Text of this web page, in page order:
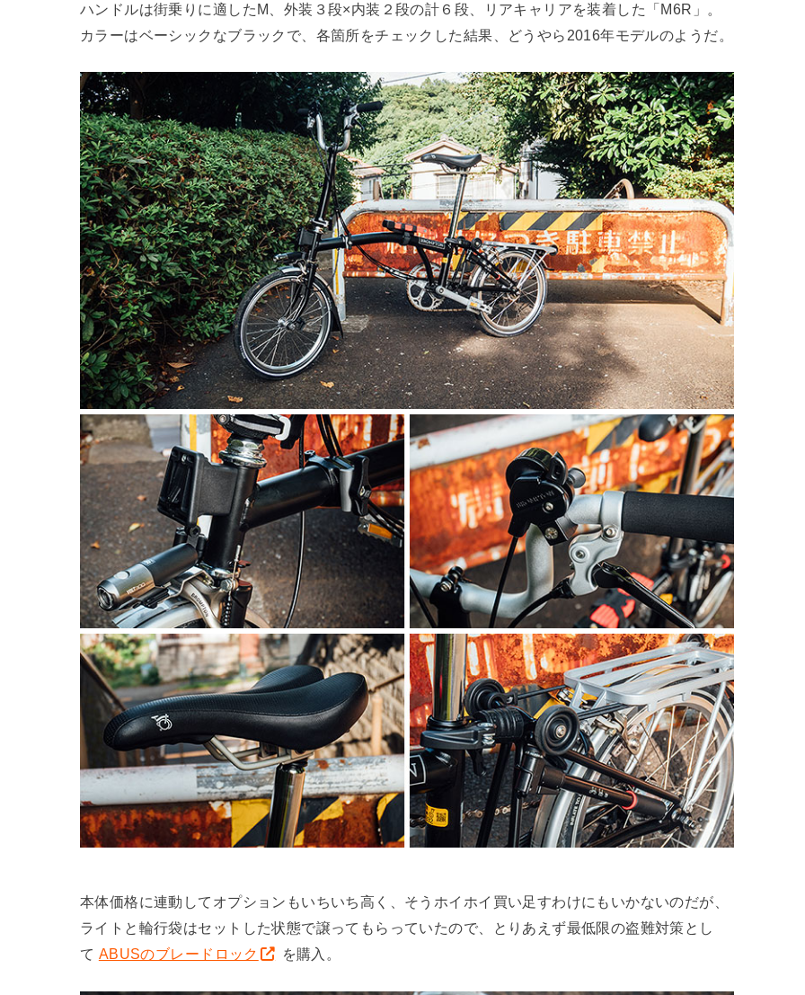
ハンドルは街乗りに適したM、外装３段×内装２段の計６段、リアキャリアを装着した「M6R」。
カラーはベーシックなブラックで、各箇所をチェックした結果、どうやら2016年モデルのようだ。
本体価格に連動してオプションもいちいち高く、そうホイホイ買い足すわけにもいかないのだが、
ライトと輪行袋はセットした状態で譲ってもらっていたので、とりあえず最低限の盗難対策とし
て ABUSのブレードロック を購入。